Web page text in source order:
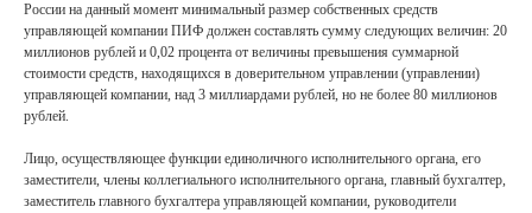
России на данный момент минимальный размер собственных средств
управляющей компании ПИФ должен составлять сумму следующих величин: 20
миллионов рублей и 0,02 процента от величины превышения суммарной
стоимости средств, находящихся в доверительном управлении (управлении)
управляющей компании, над 3 миллиардами рублей, но не более 80 миллионов
рублей.
Лицо, осуществляющее функции единоличного исполнительного органа, его
заместители, члены коллегиального исполнительного органа, главный бухгалтер,
заместитель главного бухгалтера управляющей компании, руководители